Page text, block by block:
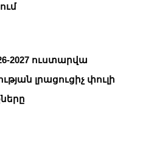
2027 ուստարվա
լրացուցիչ փուլի